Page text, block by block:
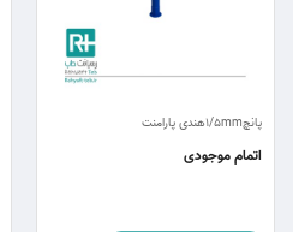
پانچ1/5mmهندی پارامنت
اتمام موجودی